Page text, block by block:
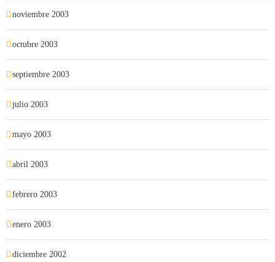
noviembre 2003
octubre 2003
septiembre 2003
julio 2003
mayo 2003
abril 2003
febrero 2003
enero 2003
diciembre 2002